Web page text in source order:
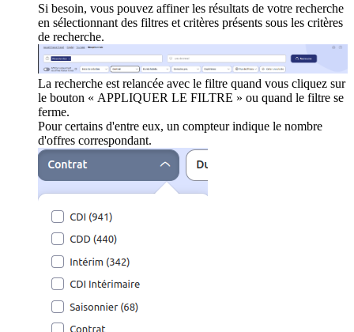
Si besoin, vous pouvez affiner les résultats de votre recherche
en sélectionnant des filtres et critères présents sous les critères
de recherche.
La recherche est relancée avec le filtre quand vous cliquez sur
le bouton « APPLIQUER LE FILTRE » ou quand le filtre se
ferme.
Pour certains d'entre eux, un compteur indique le nombre
d'offres correspondant.